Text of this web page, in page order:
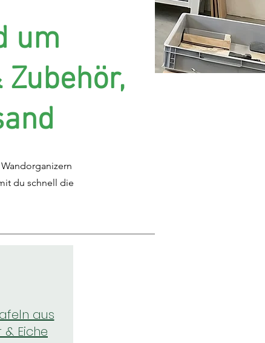
um
du schnell die
aus
& Eiche